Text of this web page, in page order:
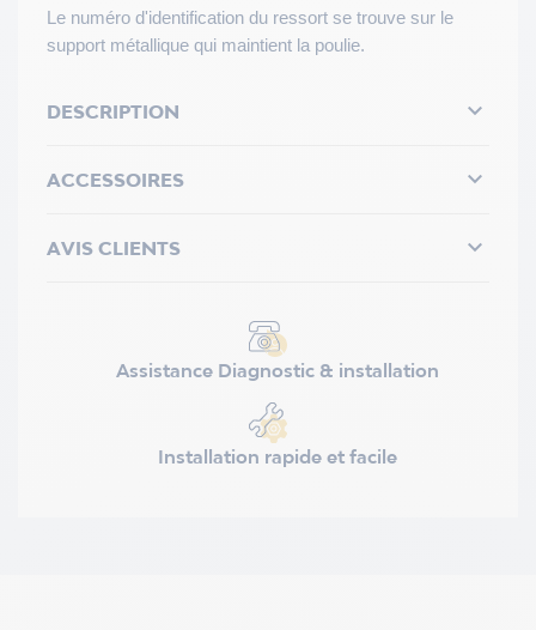
Le numéro d'identification du ressort se trouve sur le
support métallique qui maintient la poulie.
DESCRIPTION 
ACCESSOIRES 
AVIS CLIENTS 
Assistance Diagnostic & installation
Installation rapide et facile